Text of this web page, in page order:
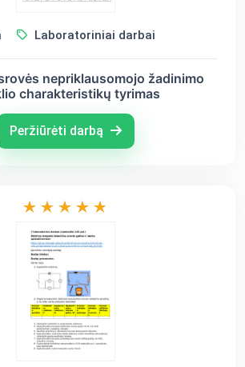
Laboratoriniai darbai
nepriklausomojo žadinimo
charakteristikų tyrimas
Peržiūrėti darbą